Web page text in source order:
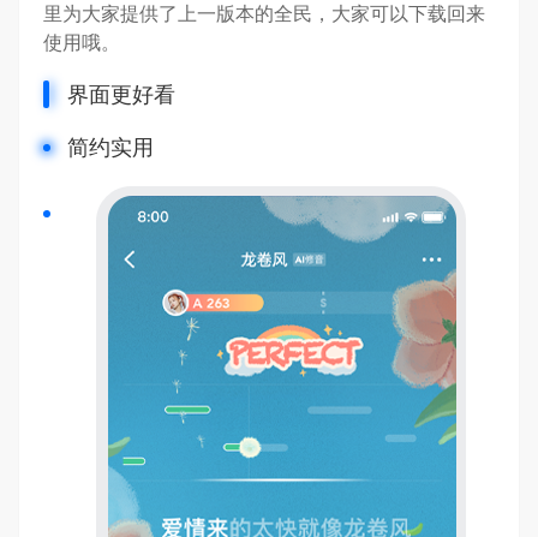
里为大家提供了上一版本的全民，大家可以下载回来
使用哦。
界面更好看
简约实用